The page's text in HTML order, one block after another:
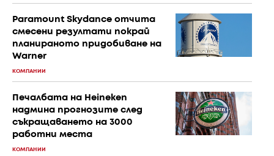
Paramount Skydance отчита
смесени резултати покрай
планираното придобиване на
Warner
КОМПАНИИ
Печалбата на Heineken
надмина прогнозите след
съкращаването на 3000
работни места
КОМПАНИИ